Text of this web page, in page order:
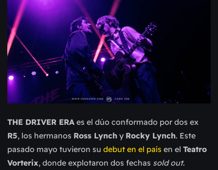
THE DRIVER ERA es el dúo conformado por dos ex
R5, los hermanos Ross Lynch y Rocky Lynch. Este
pasado mayo tuvieron su debut en el país en el Teatro
Vorterix, donde explotaron dos fechas sold out.